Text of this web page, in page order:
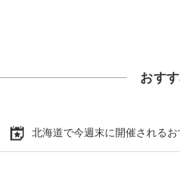
おす
北海道で今週末に開催される